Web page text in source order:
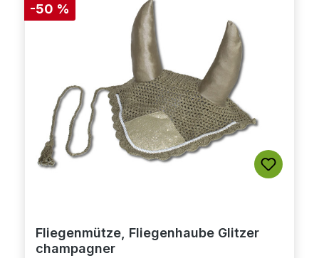
-50 %
Fliegenmütze, Fliegenhaube Glitzer
champagner